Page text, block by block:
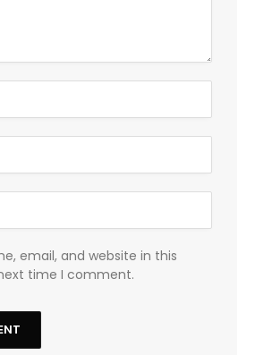
email, and website in this
time I comment.